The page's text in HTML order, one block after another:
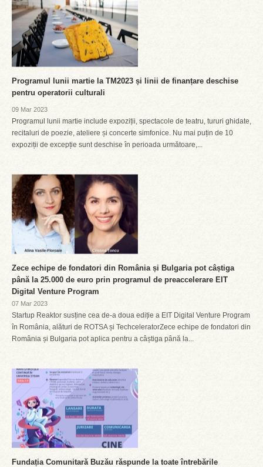
Programul lunii martie la TM2023 și linii de finanțare deschise
pentru operatorii culturali
09 Mar 2023
Programul lunii martie include expoziții, spectacole de teatru, tururi ghidate,
recitaluri de poezie, ateliere și concerte simfonice. Nu mai puțin de 10
expoziții de excepție sunt deschise în perioada următoare,...
Zece echipe de fondatori din România și Bulgaria pot câștiga
până la 25.000 de euro prin programul de preaccelerare EIT
Digital Venture Program
07 Mar 2023
Startup Reaktor susține cea de-a doua ediție a EIT Digital Venture Program
în România, alături de ROTSA și TechceleratorZece echipe de fondatori din
România și Bulgaria pot aplica pentru a câștiga până la...
Fundația Comunitară Buzău răspunde la toate întrebările